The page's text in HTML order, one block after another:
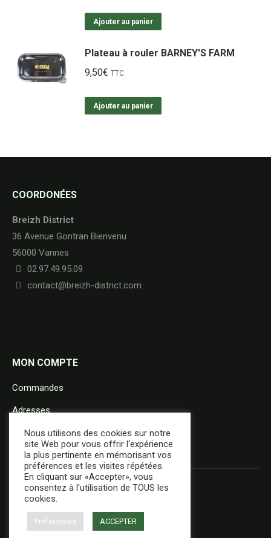
Ajouter au panier
Plateau à rouler BARNEY'S FARM
9,50€ TTC
Ajouter au panier
COORDONÉES
Breizh District
36 Avenue Gontran Bienvenu
56000 Vannes
02.97.49.95.09
contact@breizh-district.com
MON COMPTE
Commandes
Adresses
Détails du compte
+ d'infos
Nous utilisons des cookies sur notre
site Web pour vous offrir l'expérience
la plus pertinente en mémorisant vos
préférences et les visites répétées.
En cliquant sur «Accepter», vous
consentez à l'utilisation de TOUS les
cookies.
Préférences ACCEPTER